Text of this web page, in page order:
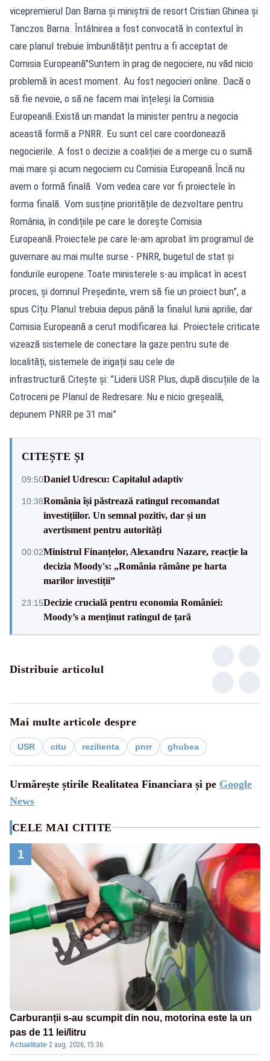
vicepremierul Dan Barna și miniștrii de resort Cristian Ghinea și
Tanczos Barna. Întâlnirea a fost convocată în contextul în
care planul trebuie îmbunătățit pentru a fi acceptat de
Comisia Europeană”Suntem în prag de negociere, nu văd nicio
problemă în acest moment. Au fost negocieri online. Dacă o
să fie nevoie, o să ne facem mai înțeleși la Comisia
Europeană.Există un mandat la minister pentru a negocia
această formă a PNRR. Eu sunt cel care coordonează
negocierile. A fost o decizie a coaliției de a merge cu o sumă
mai mare și acum negociem cu Comisia Europeană.Încă nu
avem o formă finală. Vom vedea care vor fi proiectele în
forma finală. Vom susține prioritățile de dezvoltare pentru
România, în condițiile pe care le dorește Comisia
Europeană.Proiectele pe care le-am aprobat îm programul de
guvernare au mai multe surse - PNRR, bugetul de stat și
fondurile europene.Toate ministerele s-au implicat în acest
proces, și domnul Președinte, vrem să fie un proiect bun”, a
spus Cîțu.Planul trebuia depus până la finalul lunii aprilie, dar
Comisia Europeană a cerut modificarea lui. Proiectele criticate
vizează sistemele de conectare la gaze pentru sute de
localități, sistemele de irigații sau cele de
infrastructură.Citește și: ”Liderii USR Plus, după discuțiile de la
Cotroceni pe Planul de Redresare: Nu e nicio greșeală,
depunem PNRR pe 31 mai”
CITEȘTE ȘI
09:50Daniel Udrescu: Capitalul adaptiv
10:38România își păstrează ratingul recomandat
investițiilor. Un semnal pozitiv, dar și un
avertisment pentru autorități
00:02Ministrul Finanțelor, Alexandru Nazare, reacție la
decizia Moody's: „România rămâne pe harta
marilor investiții”
23:15Decizie crucială pentru economia României:
Moody’s a menținut ratingul de țară
Distribuie articolul
Mai multe articole despre
USR citu rezilienta pnrr ghubea
Urmărește știrile Realitatea Financiara și pe Google
News
CELE MAI CITITE
1
Carburanții s-au scumpit din nou, motorina este la un
pas de 11 lei/litru
Actualitate·2 aug. 2026, 15:36